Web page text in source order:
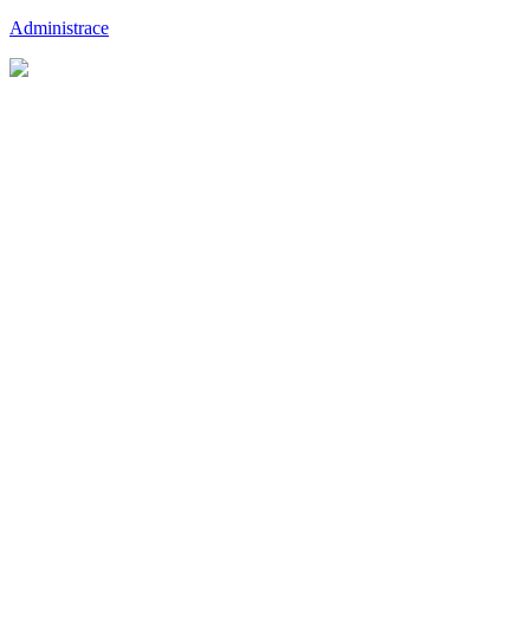
Administrace